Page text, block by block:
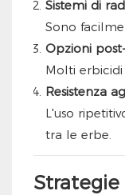
Sistemi di
Sono
Opzioni
Molti
Resistenza
L'uso
tra le erbe.